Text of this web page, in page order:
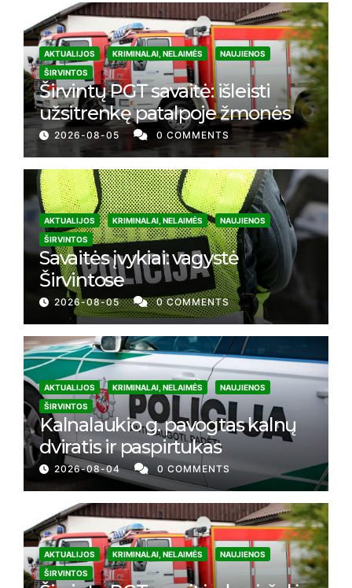
AKTUALIJOS KRIMINALAI, NELAIMĖS
NAUJIENOS
ŠIRVINTOS
Širvintų PGT savaitė: išleisti
užsitrenkę patalpoje žmonės
2026-08-05 0 COMMENTS
AKTUALIJOS KRIMINALAI, NELAIMĖS
NAUJIENOS
ŠIRVINTOS
Savaitės įvykiai: vagystė
Širvintose
2026-08-05 0 COMMENTS
AKTUALIJOS KRIMINALAI, NELAIMĖS
NAUJIENOS
ŠIRVINTOS
Kalnalaukio g. pavogtas kalnų
dviratis ir paspirtukas
2026-08-04 0 COMMENTS
AKTUALIJOS KRIMINALAI, NELAIMĖS
NAUJIENOS
ŠIRVINTOS